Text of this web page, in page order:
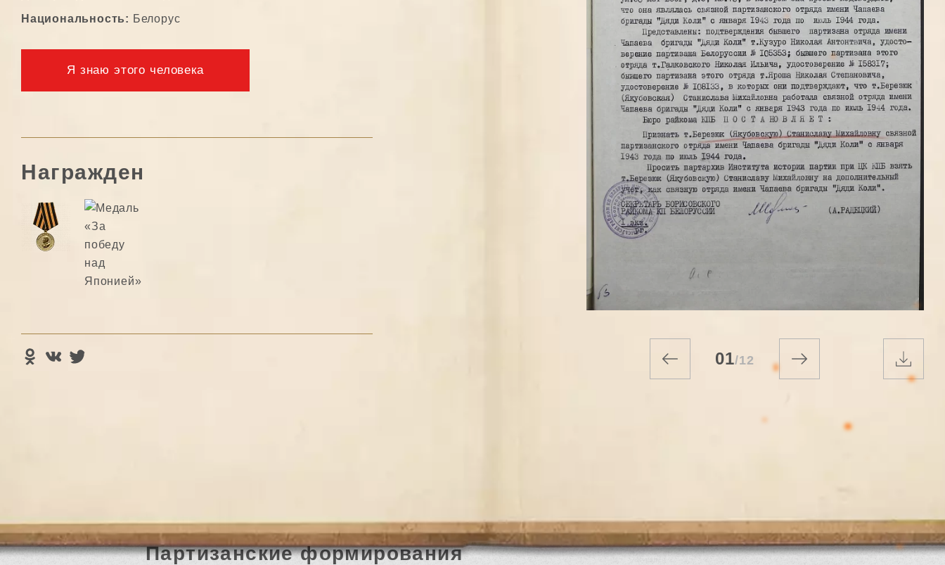
Национальность: Белорус
Я знаю этого человека
Награжден
01/12
Партизанские формирования